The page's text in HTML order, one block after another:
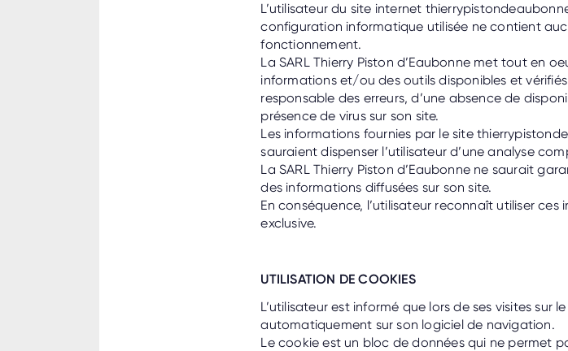
L’utilisateur du site internet
configuration informatique utilisée ne contient
fonctionnement.
La SARL Thierry Piston d’Eaubonne met tout en
informations et/ou des outils disponibles et
responsable des erreurs, d’une absence de
présence de virus sur son site.
Les informations fournies par le site
sauraient dispenser l’utilisateur d’une analyse
La SARL Thierry Piston d’Eaubonne ne saurait
des informations diffusées sur son site.
En conséquence, l’utilisateur reconnaît utiliser
exclusive.
UTILISATION DE COOKIES
L’utilisateur est informé que lors de ses visites sur
automatiquement sur son logiciel de navigation.
Le cookie est un bloc de données qui ne permet